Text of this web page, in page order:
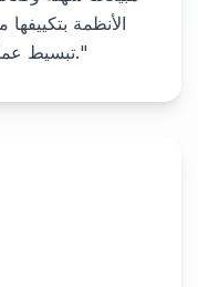
الأنظمة
تبسيط عملياتنا وتحسين الإنتاجية بشكل كبير."